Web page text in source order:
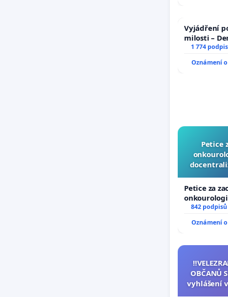
Vyjádření
milosti –
1 774
Oznámení
Petice
Petice za
842 podpisů
Oznámení
OBČANŮ
vyhlášení